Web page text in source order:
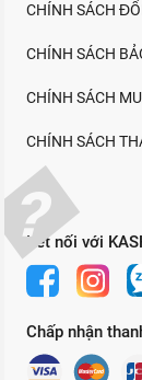
CHÍNH SÁCH
CHÍNH SÁCH
CHÍNH SÁCH
CHÍNH SÁCH
Kết nối với
Chấp nhận